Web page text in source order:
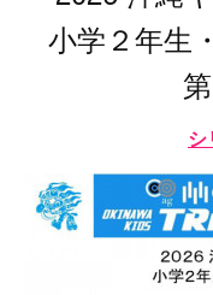
小学２年生
シ